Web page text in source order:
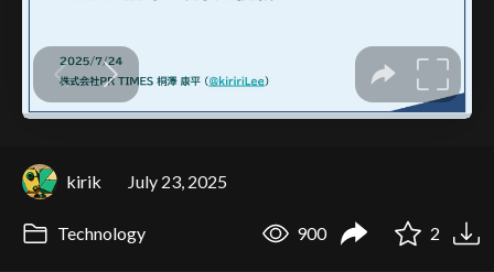
kirik July 23, 2025
Technology 900 2